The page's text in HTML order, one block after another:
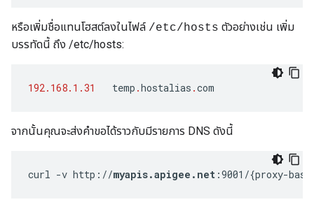
หรือเพิ่มชื่อแทนโฮสต์ลงในไฟล์ /etc/hosts ตัวอย่างเช่น เพิ่ม
บรรทัดนี้ ถึง /etc/hosts:
192.168.1.31 temp .hostalias .com
จากนั้นคุณจะส่งคำขอได้ราวกับมีรายการ DNS ดังนี้
curl -v http://myapis.apigee.net :9001/{proxy-